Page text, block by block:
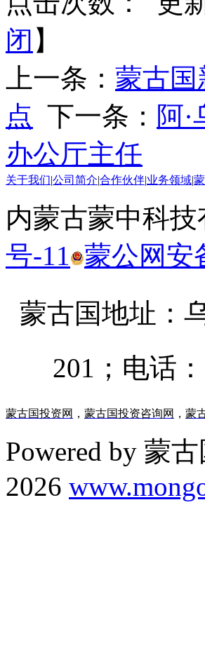
闭 】
上一条： 蒙古国
点 下一条： 阿
办公厅主任
关于我们 公司简介 合作伙伴 业务领域
内蒙古蒙中科
号-11 蒙公网安
蒙古国地址：
201；电话
蒙古国投资网 ， 蒙古国投资咨询网 ， 蒙
Powered by 蒙
2026